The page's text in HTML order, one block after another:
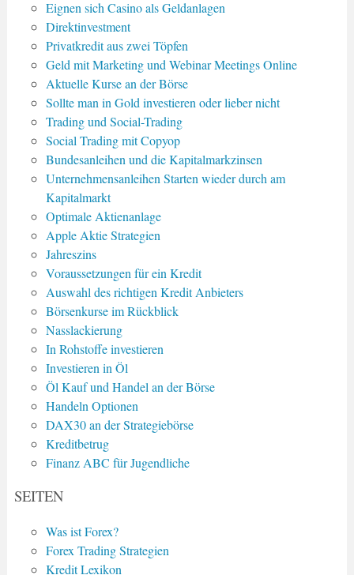
Eignen sich Casino als Geldanlagen
Direktinvestment
Privatkredit aus zwei Töpfen
Geld mit Marketing und Webinar Meetings Online
Aktuelle Kurse an der Börse
Sollte man in Gold investieren oder lieber nicht
Trading und Social-Trading
Social Trading mit Copyop
Bundesanleihen und die Kapitalmarkzinsen
Unternehmensanleihen Starten wieder durch am
Kapitalmarkt
Optimale Aktienanlage
Apple Aktie Strategien
Jahreszins
Voraussetzungen für ein Kredit
Auswahl des richtigen Kredit Anbieters
Börsenkurse im Rückblick
Nasslackierung
In Rohstoffe investieren
Investieren in Öl
Öl Kauf und Handel an der Börse
Handeln Optionen
DAX30 an der Strategiebörse
Kreditbetrug
Finanz ABC für Jugendliche
SEITEN
Was ist Forex?
Forex Trading Strategien
Kredit Lexikon